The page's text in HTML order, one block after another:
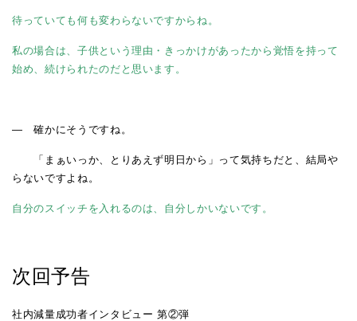
待っていても何も変わらないですからね。
私の場合は、子供という理由・きっかけがあったから覚悟を持って
始め、続けられたのだと思います。
― 確かにそうですね。
「まぁいっか、とりあえず明日から」って気持ちだと、結局や
らないですよね。
自分のスイッチを入れるのは、自分しかいないです。
次回予告
社内減量成功者インタビュー 第②弾